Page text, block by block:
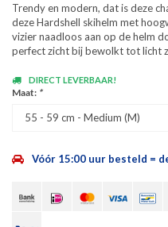
Trendy en modern, dat is deze
deze Hardshell skihelm met
vizier naadloos aan op de helm
perfect zicht bij bewolkt tot licht
DIRECT LEVERBAAR!
Maat: *
55 - 59 cm - Medium (M)
Vóór 15:00 uur besteld =